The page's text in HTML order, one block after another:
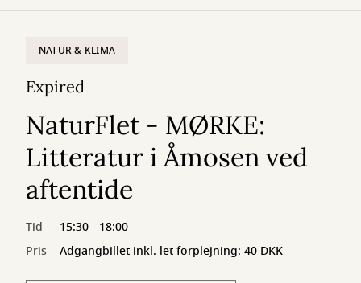
NATUR & KLIMA
Expired
NaturFlet - MØRKE:
Litteratur i Åmosen ved
aftentide
Tid
15:30 - 18:00
Pris
Adgangbillet inkl. let forplejning: 40 DKK